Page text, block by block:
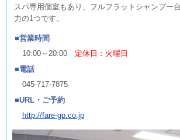
スパ専用個室もあり、フルフラットシャンプー
力の1つです。
営業時間
10:00～20:00 定休日：火曜日
電話
045-717-7875
URL・ご予約
http://fare-gp.co.jp